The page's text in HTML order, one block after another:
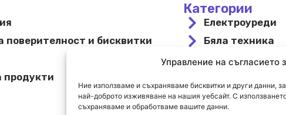
Управление на съгласието
Ние използваме и съхраняваме бисквитки и други данни,
най-доброто изживяване на нашия уебсайт. С
съхраняваме и обработваме вашите данни.
поверителност и бисквитки
продукти
Категории
Електроуреди
Бяла техника
За вграждане
Охлаждане и